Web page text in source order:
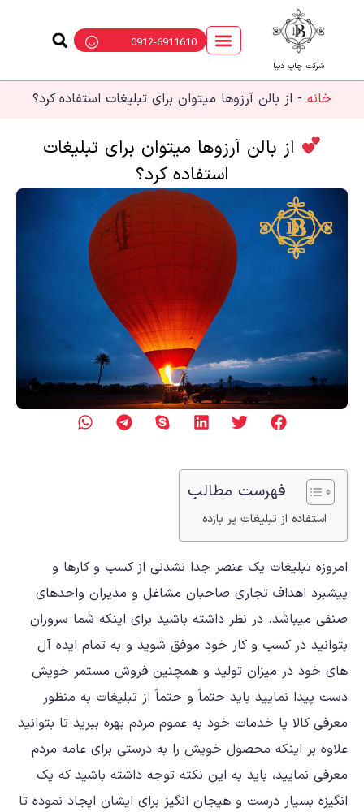
شرکت چاپ دیبا
0912-6911610
خانه - از بالن آرزوها میتوان برای تبلیغات استفاده کرد؟
از بالن آرزوها میتوان برای تبلیغات
استفاده کرد؟
فهرست مطالب
استفاده از تبلیغات پر بازده
امروزه تبلیغات یک عنصر جدا نشدنی از کسب و کارها و
پیشبرد اهداف تجاری صاحبان مشاغل و مدیران واحدهای
صنفی میباشد. در نظر داشته باشید برای اینکه شما سروران
بتوانید در کسب و کار خود موفق شوید و به تمام ایده آل
های خود در میزان تولید و همچنین فروش مستمر خویش
دست پیدا نمایید باید حتماً و حتماً از تبلیغات به منظور
معرفی کالا یا خدمات خود به عموم مردم بهره ببرید تا بتوانید
علاوه بر اینکه محصول خویش را به درستی برای عامه مردم
معرفی نمایید، باید به این نکته توجه داشته باشید که یک
انگیزه بسیار درست و هیجان انگیز برای ایشان ایجاد نموده تا